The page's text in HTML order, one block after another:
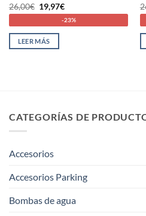
Valorado
con
0
de
26,00€ El
precio
original
era:
26,00€.
19,97€El
precio
actual
es:
-23%
LEER MÁS
0
CATEGORÍAS DE
Accesorios
Accesorios Parking
Bombas de agua